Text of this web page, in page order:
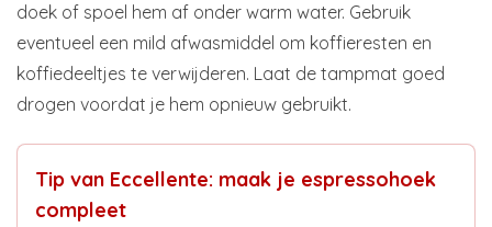
doek of spoel hem af onder warm water. Gebruik
eventueel een mild afwasmiddel om koffieresten en
koffiedeeltjes te verwijderen. Laat de tampmat goed
drogen voordat je hem opnieuw gebruikt.
Tip van Eccellente: maak je espressohoek
compleet